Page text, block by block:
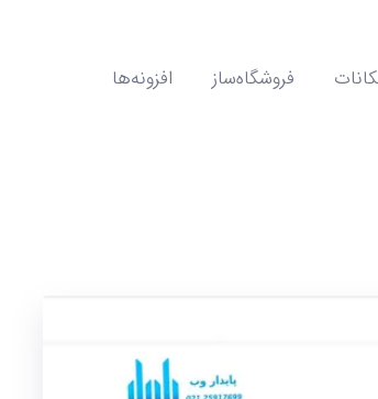
فروشگاه‌ساز افزونه‌ها